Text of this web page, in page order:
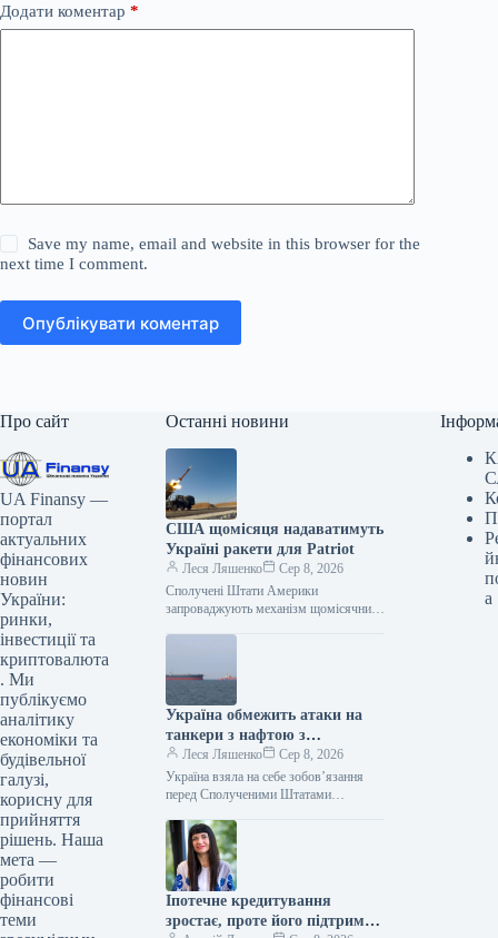
Додати коментар *
Save my name, email and website in this browser for the
next time I comment.
Опублікувати коментар
Про сайт
UA Finansy —
портал
актуальних
фінансових
новин
України:
ринки,
інвестиції та
криптовалюта
. Ми
публікуємо
аналітику
економіки та
будівельної
галузі,
корисну для
прийняття
рішень. Наша
мета —
робити
фінансові
теми
Останні новини
США щомісяця надаватимуть
Україні ракети для Patriot
Леся Ляшенко
Сер 8, 2026
Сполучені Штати Америки
запроваджують механізм щомісячних
України
Україна обмежить атаки на
танкери з нафтою з
Казахстану
Леся Ляшенко
Сер 8, 2026
Україна взяла на себе зобов’язання
перед Сполученими Штатами
інфраструктуру Каспійського
трубопровідного консорціуму (КТК)
та іноземні
Іпотечне кредитування
зростає, проте його підтримка
а